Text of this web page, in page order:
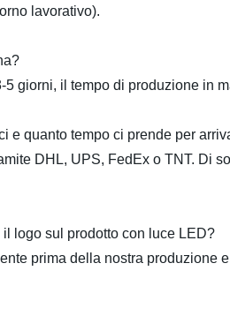
lavorativo).
giorni, il tempo di produzione in
e quanto tempo ci prende per
DHL, UPS, FedEx o TNT. Di
logo sul prodotto con luce LED?
prima della nostra produzione